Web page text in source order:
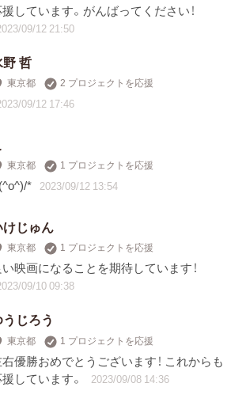
しています。がんばってください！
09/12 21:50
野 哲
東京都 2 プロジェクトを応援
09/12 17:46
東京都 1 プロジェクトを応援
* 2023/09/12 13:54
けじゅん
東京都 1 プロジェクトを応援
い映画になることを期待しています！
09/10 09:38
うじろう
東京都 1 プロジェクトを応援
優勝おめでとうございます！ これからも
しています。
2023/09/08 14:36